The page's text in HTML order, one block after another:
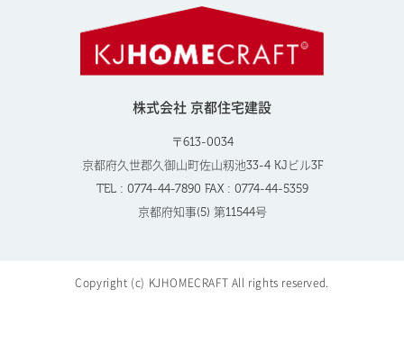
株式会社 京都住宅建設
〒613-0034
京都府久世郡久御山町佐山籾池33-4 KJビル3F
TEL : 0774-44-7890 FAX : 0774-44-5359
京都府知事(5) 第11544号
Copyright (c) KJHOMECRAFT All rights reserved.